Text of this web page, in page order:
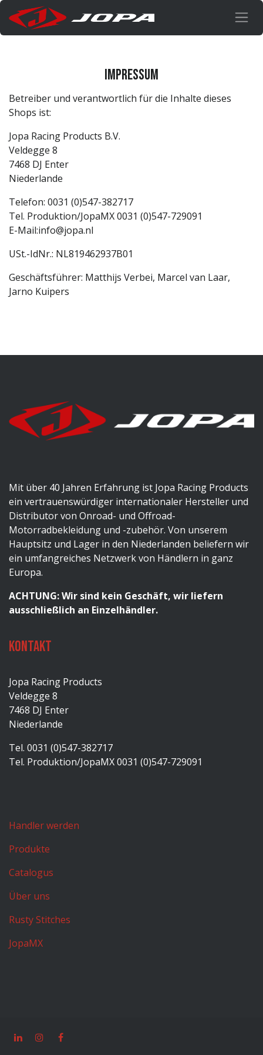
Zum Inhalt springen
Impressum
Betreiber und verantwortlich für die Inhalte dieses
Shops ist:
Jopa Racing Products B.V.
Veldegge 8
7468 DJ Enter
Niederlande
Telefon: 0031 (0)547-382717
Tel. Produktion/JopaMX 0031 (0)547-729091
E-Mail:info@jopa.nl
USt.-IdNr.: NL819462937B01
Geschäftsführer: Matthijs Verbei, Marcel van Laar,
Jarno Kuipers
Mit über 40 Jahren Erfahrung ist Jopa Racing Products
ein vertrauenswürdiger internationaler Hersteller und
Distributor von Onroad- und Offroad-
Motorradbekleidung und -zubehör. Von unserem
Hauptsitz und Lager in den Niederlanden beliefern wir
ein umfangreiches Netzwerk von Händlern in ganz
Europa.
ACHTUNG: Wir sind kein Geschäft, wir liefern
ausschließlich an Einzelhändler.
Kontakt
Jopa Racing Products
Veldegge 8
7468 DJ Enter
Niederlande
Tel. 0031 (0)547-382717
Tel. Produktion/JopaMX 0031 (0)547-729091
Handler werden
Produkte
Catalogus
Über uns
Rusty Stitches
JopaMX